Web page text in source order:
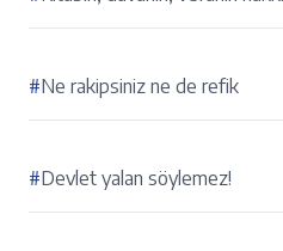
#Ne rakipsiniz ne de refik
#Devlet yalan söylemez!